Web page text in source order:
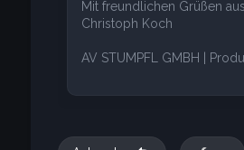
Mit freundlichen Grüßen
Christoph Koch
AV STUMPFL GMBH |